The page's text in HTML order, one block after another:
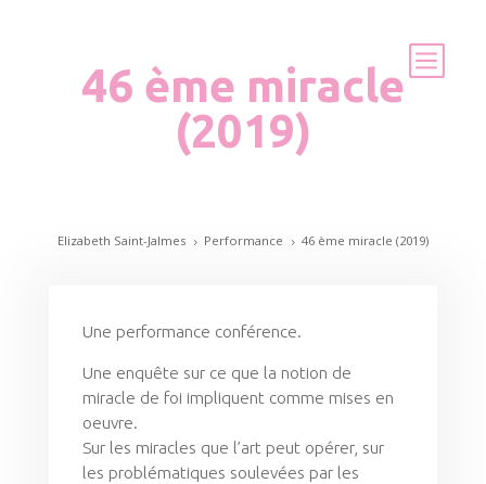
46 ème miracle
(2019)
Elizabeth Saint-Jalmes 5 Performance 5 46 ème miracle (2019)
Une performance conférence.
Une enquête sur ce que la notion de
miracle de foi impliquent comme mises en
oeuvre.
Sur les miracles que l’art peut opérer, sur
les problématiques soulevées par les